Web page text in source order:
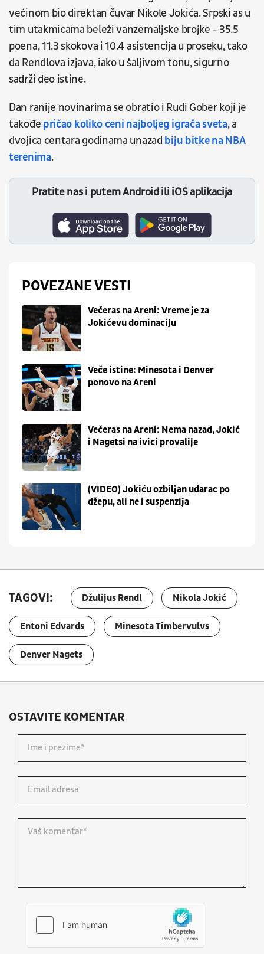
većinom bio direktan čuvar Nikole Jokića. Srpski as u
tim utakmicama beleži vanzemaljske brojke - 35.5
poena, 11.3 skokova i 10.4 asistencija u proseku, tako
da Rendlova izjava, iako u šaljivom tonu, sigurno
sadrži deo istine.
Dan ranije novinarima se obratio i Rudi Gober koji je
takođe pričao koliko ceni najboljeg igrača sveta, a
dvojica centara godinama unazad biju bitke na NBA
terenima.
Pratite nas i putem Android ili iOS aplikacija
POVEZANE VESTI
Večeras na Areni: Vreme je za
Jokićevu dominaciju
Veče istine: Minesota i Denver
ponovo na Areni
Večeras na Areni: Nema nazad, Jokić
i Nagetsi na ivici provalije
(VIDEO) Jokiću ozbiljan udarac po
džepu, ali ne i suspenzija
TAGOVI: Džulijus Rendl Nikola Jokić
Entoni Edvards Minesota Timbervulvs
Denver Nagets
OSTAVITE KOMENTAR